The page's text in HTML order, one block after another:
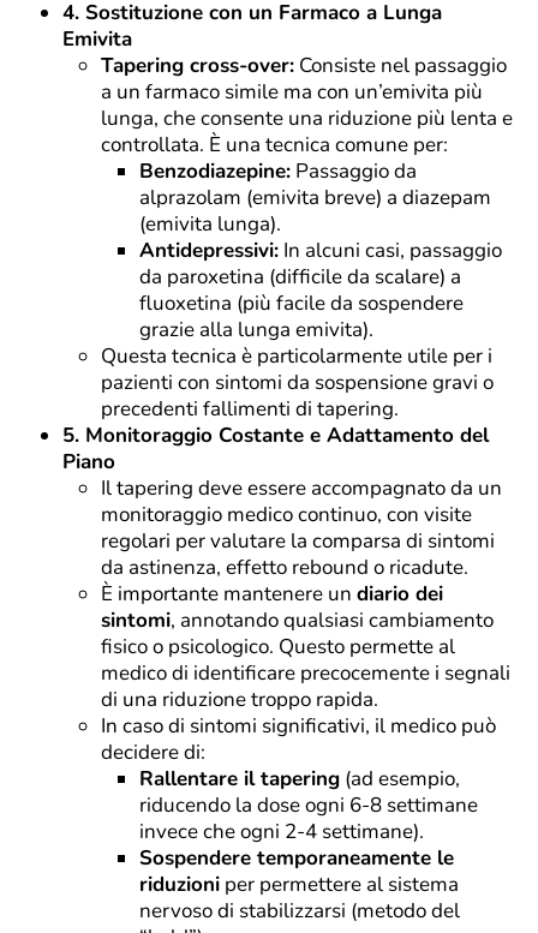
4. Sostituzione con un Farmaco a Lunga
Emivita
Tapering cross-over: Consiste nel passaggio
a un farmaco simile ma con un’emivita più
lunga, che consente una riduzione più lenta e
controllata. È una tecnica comune per:
Benzodiazepine: Passaggio da
alprazolam (emivita breve) a diazepam
(emivita lunga).
Antidepressivi: In alcuni casi, passaggio
da paroxetina (difficile da scalare) a
fluoxetina (più facile da sospendere
grazie alla lunga emivita).
Questa tecnica è particolarmente utile per i
pazienti con sintomi da sospensione gravi o
precedenti fallimenti di tapering.
5. Monitoraggio Costante e Adattamento del
Piano
Il tapering deve essere accompagnato da un
monitoraggio medico continuo, con visite
regolari per valutare la comparsa di sintomi
da astinenza, effetto rebound o ricadute.
È importante mantenere un diario dei
sintomi, annotando qualsiasi cambiamento
fisico o psicologico. Questo permette al
medico di identificare precocemente i segnali
di una riduzione troppo rapida.
In caso di sintomi significativi, il medico può
decidere di:
Rallentare il tapering (ad esempio,
riducendo la dose ogni 6-8 settimane
invece che ogni 2-4 settimane).
Sospendere temporaneamente le
riduzioni per permettere al sistema
nervoso di stabilizzarsi (metodo del